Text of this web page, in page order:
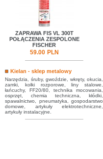
ZAPRAWA FIS VL 300T
POŁĄCZENIA ZESPOLONE
FISCHER
59.00 PLN
Kielan - sklep metalowy
Narzędzia, śruby, gwoździe, wkręty, okucia,
zamki, kołki rozporowe, liny stalowe,
łańcuchy, FF20/80, technika mocowania,
osprzęt, chemia techniczna, kłódki,
spawalnictwo, pneumatyka, gospodarstwo
domowe, artykuły elektrotechniczne,
artykuły instalacyjne.